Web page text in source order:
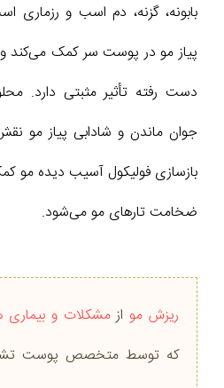
بابونه، گزنه، دم اسب و رزماری
پیاز مو در پوست سر کمک می‌کند
دست رفته تأثیر مثبتی دارد.
جوان ماندن و شادابی پیاز مو
بازسازی فولیکول آسیب دیده مو
ضخامت تارهای مو می‌شود.
ریزش موازمشکلات و
که توسط متخصص پوست